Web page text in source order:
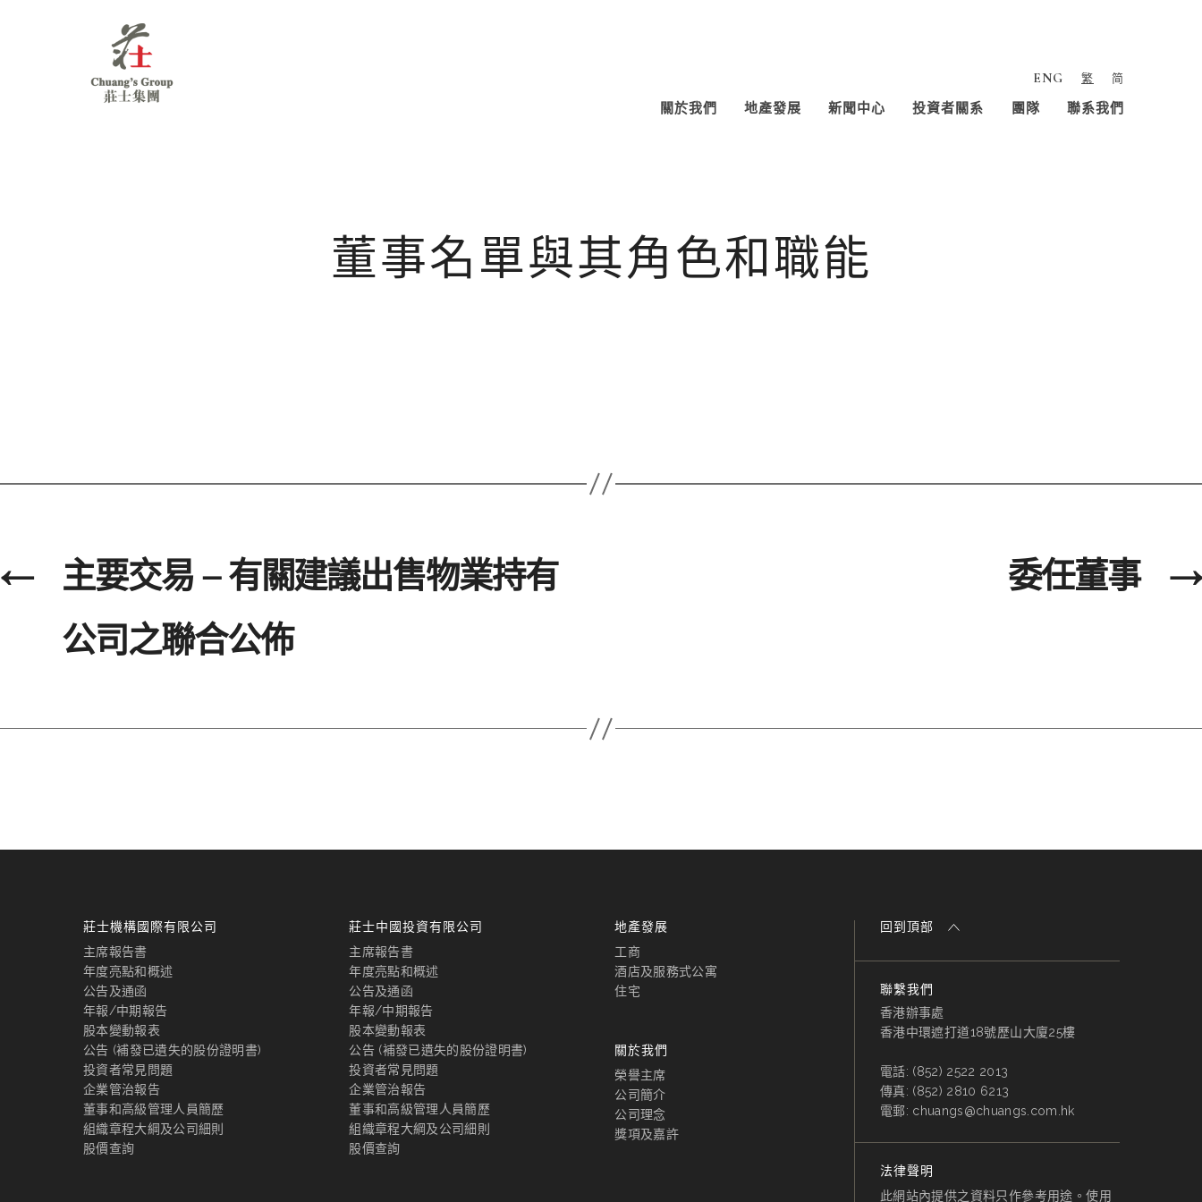
ENG 繁 简
關於我們 地產發展 新聞中心 投資者關系 團隊 聯系我們
董事名單與其角色和職能
←
主要交易 – 有關建議出售物業持有
公司之聯合公佈
→
委任董事
莊士機構國際有限公司
主席報告書
年度亮點和概述
公告及通函
年報/中期報告
股本變動報表
公告 (補發已遺失的股份證明書)
投資者常見問題
企業管治報告
董事和高級管理人員簡歷
組織章程大綱及公司細則
股價查詢
莊士中國投資有限公司
主席報告書
年度亮點和概述
公告及通函
年報/中期報告
股本變動報表
公告 (補發已遺失的股份證明書)
投資者常見問題
企業管治報告
董事和高級管理人員簡歷
組織章程大綱及公司細則
股價查詢
地產發展
工商
酒店及服務式公寓
住宅
關於我們
榮譽主席
公司簡介
公司理念
獎項及嘉許
回到頂部
聯繫我們
香港辦事處
香港中環遮打道18號歷山大廈25樓
電話: (852) 2522 2013
傳真: (852) 2810 6213
電郵: chuangs@chuangs.com.hk
法律聲明
此網站內提供之資料只作參考用途。使用